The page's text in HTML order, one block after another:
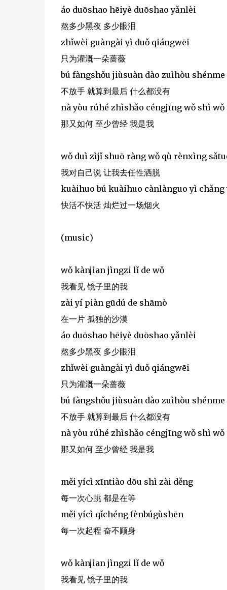
áo duōshao hēiyè duōshao yǎnlèi
熬多少黑夜 多少眼泪
zhǐwèi guàngài yì duǒ qiángwēi
只为灌溉一朵蔷薇
bú fàngshǒu jiùsuàn dào zuìhòu shénme
不放手 就算到最后 什么都没有
nà yòu rúhé zhìshǎo céngjīng wǒ shì wǒ
那又如何 至少曾经 我是我
wǒ duì zìjǐ shuō ràng wǒ qù rènxìng
我对自己说 让我去任性洒脱
kuàihuo bú kuàihuo cànlànguo yì chǎng
快活不快活 灿烂过一场烟火
(music)
wǒ kànjian jìngzi lǐ de wǒ
我看见 镜子里的我
zài yí piàn gūdú de shāmò
在一片 孤独的沙漠
áo duōshao hēiyè duōshao yǎnlèi
熬多少黑夜 多少眼泪
zhǐwèi guàngài yì duǒ qiángwēi
只为灌溉一朵蔷薇
bú fàngshǒu jiùsuàn dào zuìhòu shénme
不放手 就算到最后 什么都没有
nà yòu rúhé zhìshǎo céngjīng wǒ shì wǒ
那又如何 至少曾经 我是我
měi yícì xīntiào dōu shì zài děng
每一次心跳 都是在等
měi yícì qǐchéng fènbúgùshēn
每一次起程 奋不顾身
wǒ kànjian jìngzi lǐ de wǒ
我看见 镜子里的我